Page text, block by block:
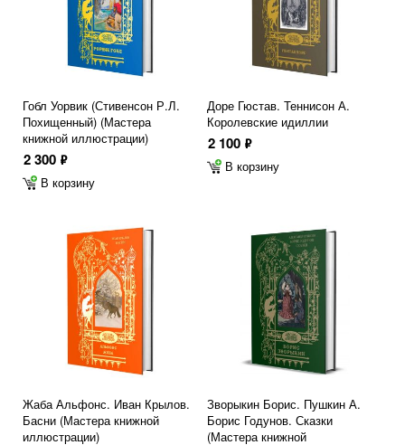
Гобл Уорвик (Стивенсон Р.Л.
Похищенный) (Мастера
книжной иллюстрации)
2 300 ф
В корзину
Доре Гюстав. Теннисон А.
Королевские идиллии
2 100 ф
В корзину
Жаба Альфонс. Иван Крылов.
Басни (Мастера книжной
иллюстрации)
Зворыкин Борис. Пушкин А.
Борис Годунов. Сказки
(Мастера книжной